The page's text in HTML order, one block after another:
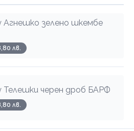
Пилешко БАРФ меню за
/ 5,87 лв.
БАРФ меню Пилешко,
500г
Агнешко зелено шкембе
лв.
Телешки черен дроб БАРФ
лв.